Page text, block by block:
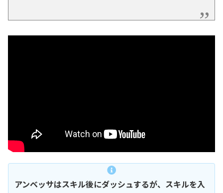
アンベッサはスキル後にダッシュするが、スキルを入